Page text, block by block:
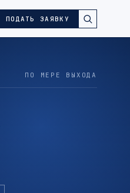
ПОДАТЬ ЗАЯВКУ
ПО МЕРЕ ВЫХОДА